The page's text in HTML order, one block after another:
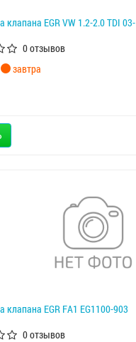
клапана EGR VW 1.2-2.0 TDI 03-
0 отзывов
завтра
клапана EGR FA1 EG1100-903
0 отзывов